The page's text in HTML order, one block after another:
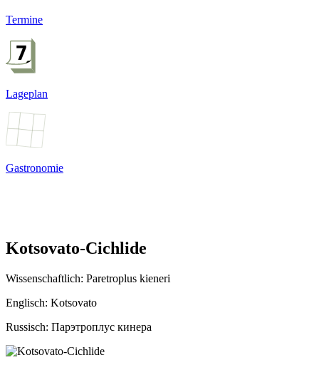
Termine
Lageplan
Gastronomie
Kotsovato-Cichlide
Wissenschaftlich: Paretroplus kieneri
Englisch: Kotsovato
Russisch: Парэтроплус кинера